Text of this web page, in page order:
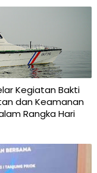
Kegiatan Bakti
dan Keamanan
Rangka Hari